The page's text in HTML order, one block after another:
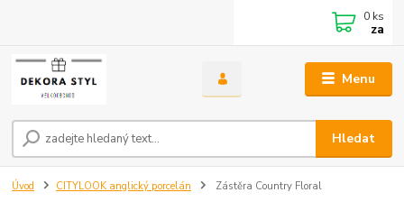
Menu
Hledat
0 ks
za
Úvod CITYLOOK anglický porcelán Zástěra Country Floral